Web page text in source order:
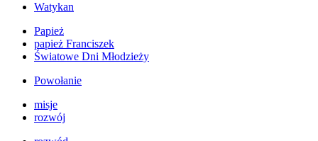
Watykan
Papież
papież Franciszek
Światowe Dni Młodzieży
Powołanie
misje
rozwój